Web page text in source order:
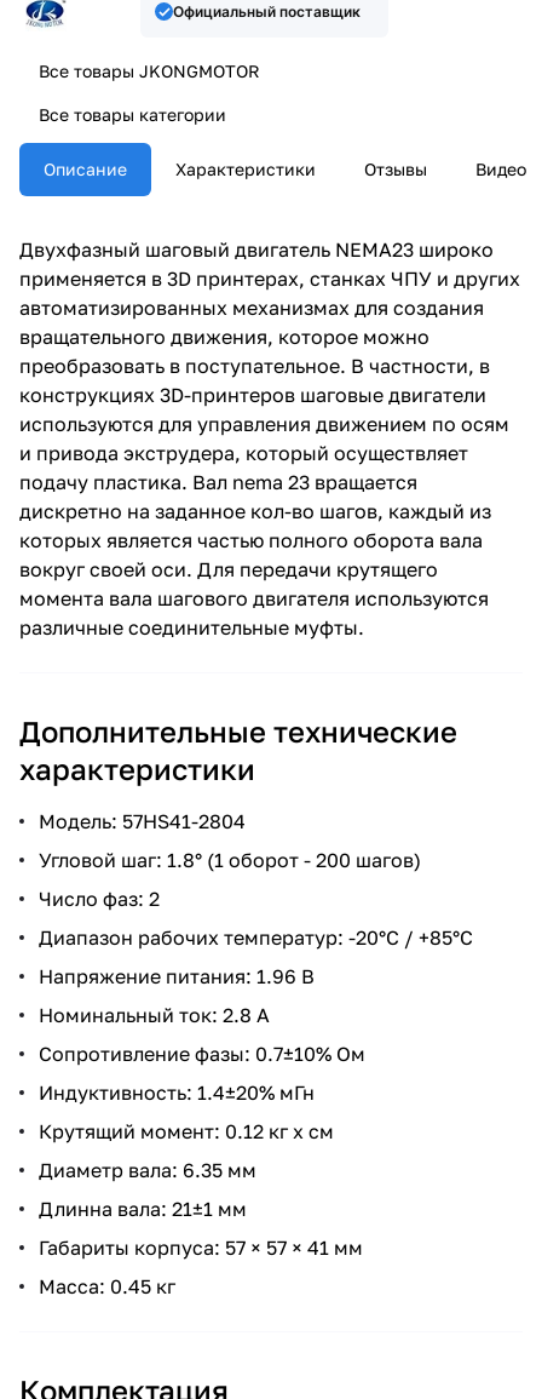
Официальный поставщик
Все товары JKONGMOTOR
Все товары категории
Описание Характеристики Отзывы Видео
Двухфазный шаговый двигатель NEMA23 широко
применяется в 3D принтерах, станках ЧПУ и других
автоматизированных механизмах для создания
вращательного движения, которое можно
преобразовать в поступательное. В частности, в
конструкциях 3D-принтеров шаговые двигатели
используются для управления движением по осям
и привода экструдера, который осуществляет
подачу пластика. Вал nema 23 вращается
дискретно на заданное кол-во шагов, каждый из
которых является частью полного оборота вала
вокруг своей оси. Для передачи крутящего
момента вала шагового двигателя используются
различные соединительные муфты.
Дополнительные технические
характеристики
Модель: 57HS41-2804
Угловой шаг: 1.8° (1 оборот - 200 шагов)
Число фаз: 2
Диапазон рабочих температур: -20°С / +85°С
Напряжение питания: 1.96 В
Номинальный ток: 2.8 А
Сопротивление фазы: 0.7±10% Ом
Индуктивность: 1.4±20% мГн
Крутящий момент: 0.12 кг x см
Диаметр вала: 6.35 мм
Длинна вала: 21±1 мм
Габариты корпуса: 57 × 57 × 41 мм
Масса: 0.45 кг
Комплектация